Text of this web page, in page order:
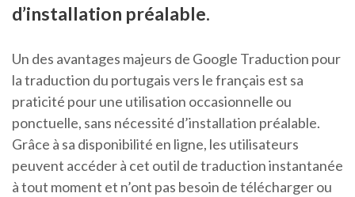
d’installation préalable.
Un des avantages majeurs de Google Traduction pour
la traduction du portugais vers le français est sa
praticité pour une utilisation occasionnelle ou
ponctuelle, sans nécessité d’installation préalable.
Grâce à sa disponibilité en ligne, les utilisateurs
peuvent accéder à cet outil de traduction instantanée
à tout moment et n’ont pas besoin de télécharger ou